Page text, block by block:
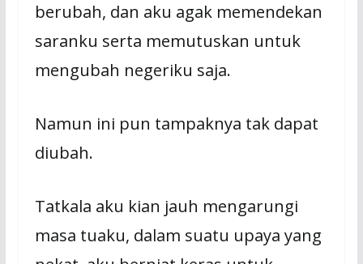
berubah, dan aku agak memendekan
saranku serta memutuskan untuk
mengubah negeriku saja.
Namun ini pun tampaknya tak dapat
diubah.
Tatkala aku kian jauh mengarungi
masa tuaku, dalam suatu upaya yang